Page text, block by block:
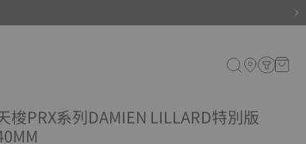
梭PRX系列DAMIEN LILLARD特別版